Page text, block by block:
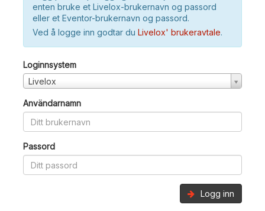
enten bruke et Livelox-brukernavn og passord
eller et Eventor-brukernavn og passord.
Ved å logge inn godtar du Livelox' brukeravtale.
Loginnsystem
Livelox
Användarnamn
Passord
Logg inn